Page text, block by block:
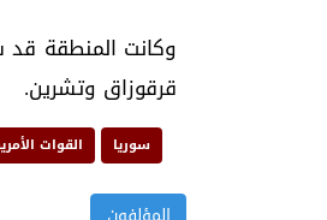
قرقوزاق وتشرين.
سوريا القوات